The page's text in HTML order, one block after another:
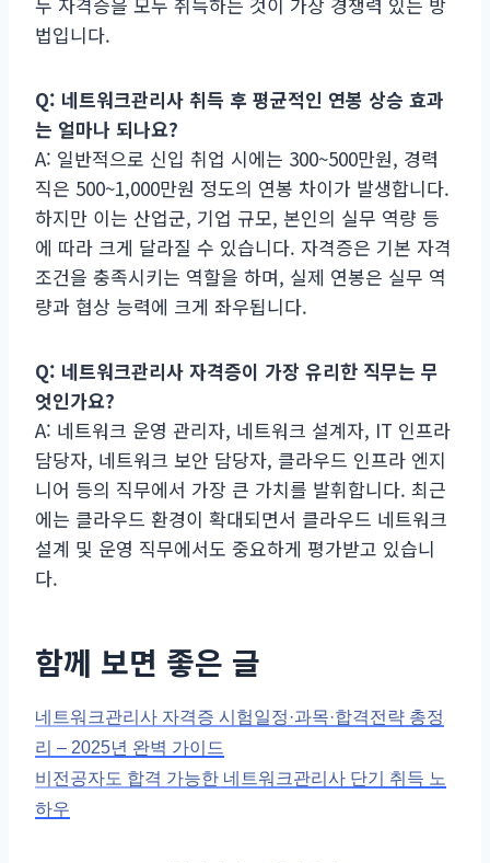
법입니다.
Q: 네트워크관리사 취득 후 평균적인 연봉 상승 효과
는 얼마나 되나요?
A: 일반적으로 신입 취업 시에는 300~500만원, 경력
직은 500~1,000만원 정도의 연봉 차이가 발생합니다.
하지만 이는 산업군, 기업 규모, 본인의 실무 역량 등
에 따라 크게 달라질 수 있습니다. 자격증은 기본 자격
조건을 충족시키는 역할을 하며, 실제 연봉은 실무 역
량과 협상 능력에 크게 좌우됩니다.
Q: 네트워크관리사 자격증이 가장 유리한 직무는 무
엇인가요?
A: 네트워크 운영 관리자, 네트워크 설계자, IT 인프라
담당자, 네트워크 보안 담당자, 클라우드 인프라 엔지
니어 등의 직무에서 가장 큰 가치를 발휘합니다. 최근
에는 클라우드 환경이 확대되면서 클라우드 네트워크
설계 및 운영 직무에서도 중요하게 평가받고 있습니
다.
함께 보면 좋은 글
네트워크관리사 자격증 시험일정·과목·합격전략 총정
리 – 2025년 완벽 가이드
비전공자도 합격 가능한 네트워크관리사 단기 취득 노
하우